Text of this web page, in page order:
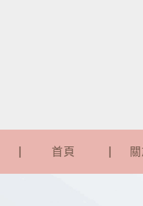
首頁